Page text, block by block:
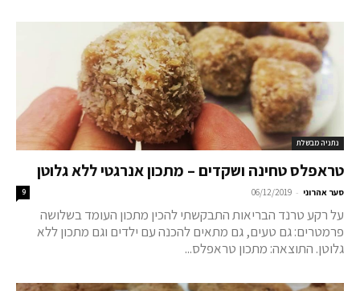
נתניה מבשלת
טראפלס טחינה ושקדים – מתכון אנרגטי ללא גלוטן
סער אהרוני -
06/12/2019
9
על רקע טרנד הבריאות התבקשתי להכין מתכון העומד בשלושה
פרמטרים: גם טעים, גם מתאים להכנה עם ילדים וגם מתכון ללא
גלוטן. התוצאה: מתכון טראפלס...